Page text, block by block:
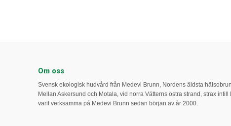
Om oss
Svensk ekologisk hudvård från Medevi Brunn, Nordens äldsta
Mellan Askersund och Motala, vid norra Vätterns östra strand, strax
varit verksamma på Medevi Brunn sedan början av år 2000.